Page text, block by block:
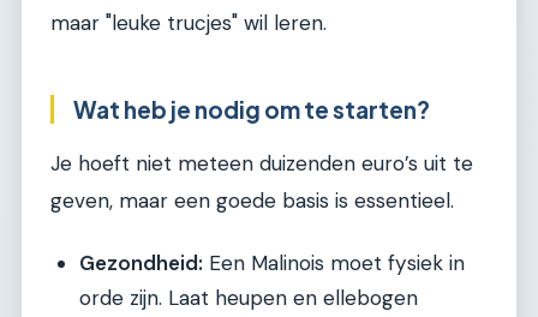
maar "leuke trucjes" wil leren.
Wat heb je nodig om te starten?
Je hoeft niet meteen duizenden euro’s uit te
geven, maar een goede basis is essentieel.
Gezondheid: Een Malinois moet fysiek in
orde zijn. Laat heupen en ellebogen